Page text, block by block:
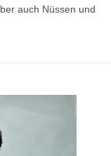
auch Nüssen und